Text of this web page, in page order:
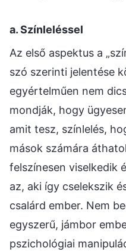
a. Színleléssel
Az első aspektus a
szó szerinti jelentése
egyértelműen nem
mondják, hogy
amit tesz, színlelés,
mások számára
felszínesen viselkedik
az, aki így cselekszik
csalárd ember. Nem
egyszerű, jámbor
pszichológiai